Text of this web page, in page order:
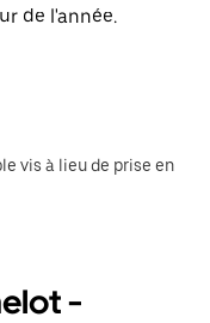
de l'année.
vis à lieu de prise en
-